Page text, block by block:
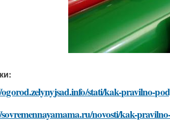
stati/kak-pravilno-
novosti/kak-